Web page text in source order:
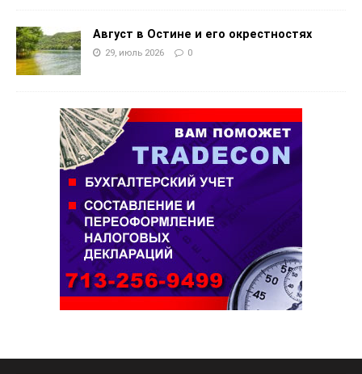
Август в Остине и его окрестностях
29, июль 2026 0